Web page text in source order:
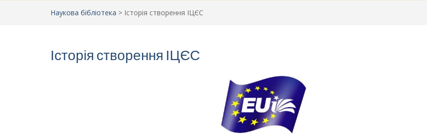
Наукова бібліотека > Історія створення ІЦЄС
Історія створення ІЦЄС